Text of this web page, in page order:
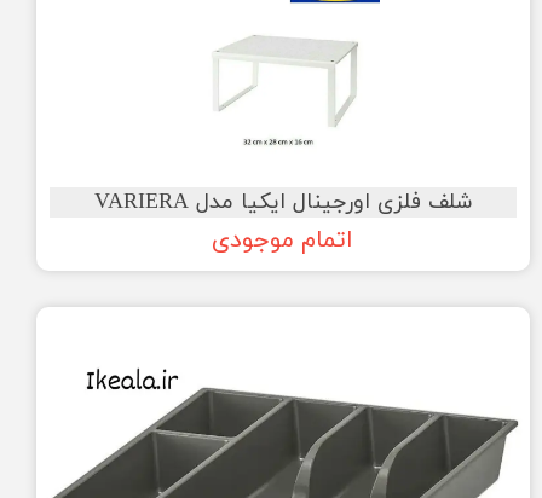
شلف فلزی اورجینال ایکیا مدل VARIERA
اتمام موجودی